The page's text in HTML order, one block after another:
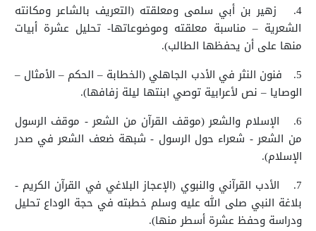
4.
زهير بن أبي سلمى ومعلقته (التعريف بالشاعر ومكانته
الشعرية – مناسبة معلقته وموضوعاتها- تحليل عشرة أبيات
منها على أن يحفظها الطالب).
5.
فنون النثر في الأدب الجاهلي (الخطابة – الحكم – الأمثال –
الوصايا – نص لأعرابية توصي ابنتها ليلة زفافها).
6.
الإسلام والشعر (موقف القرآن من الشعر - موقف الرسول
من الشعر - شعراء حول الرسول - شبهة ضعف الشعر في صدر
الإسلام).
7.
الأدب القرآني والنبوي (الإعجاز البلاغي في القرآن الكريم -
بلاغة النبي صلى الله عليه وسلم خطبته في حجة الوداع تحليل
ودراسة وحفظ عشرة أسطر منها).